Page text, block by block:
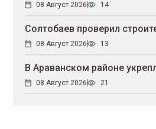
08 Август 2026 14
Солтобаев проверил
08 Август 2026 13
В Араванском районе
08 Август 2026 21